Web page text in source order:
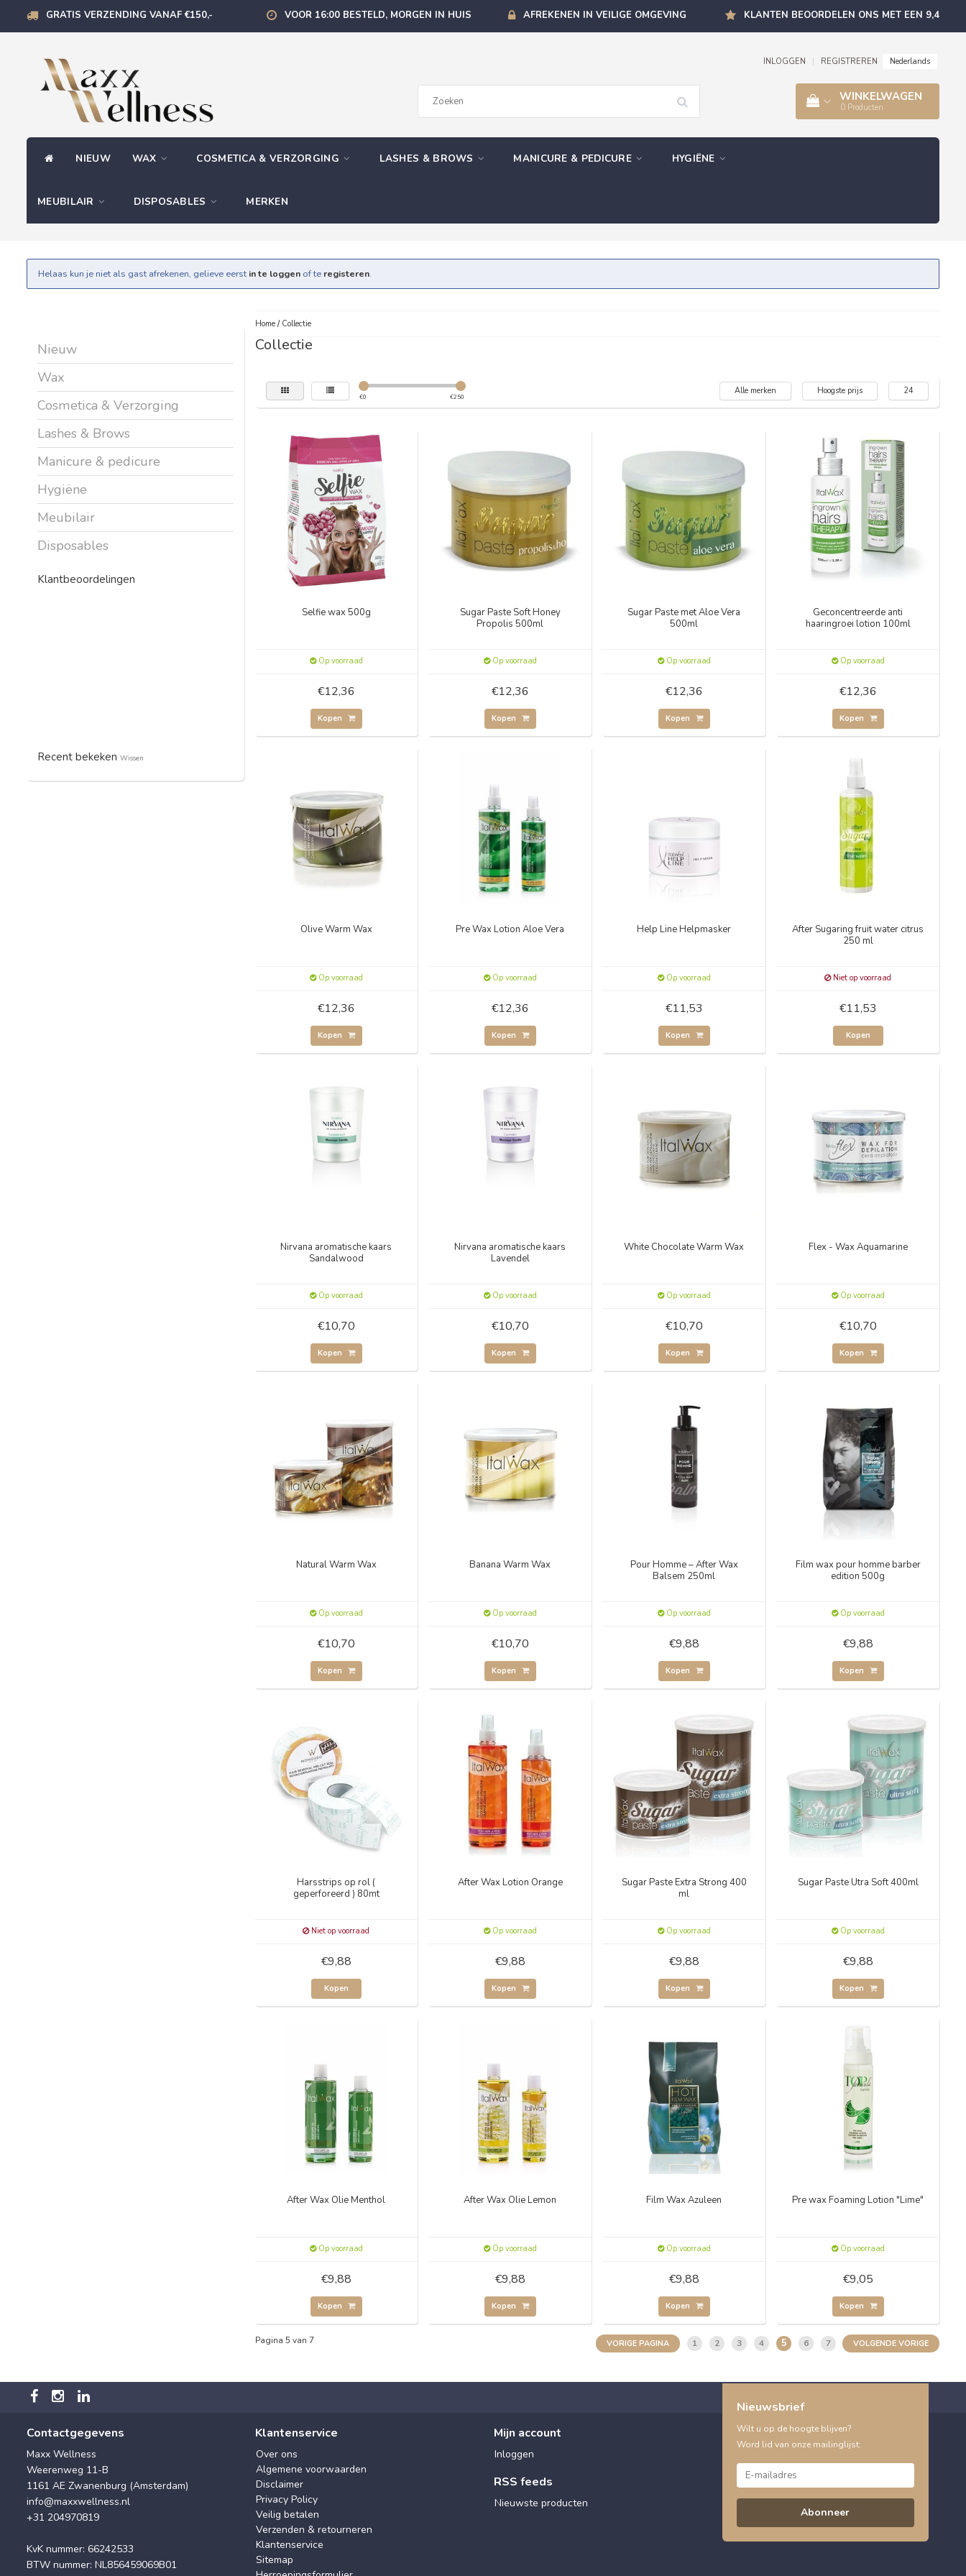
GRATIS VERZENDING VANAF €150,- VOOR 16:00 BESTELD, MORGEN IN HUIS AFREKENEN IN VEILIGE OMGEVING KLANTEN BEOORDELEN ONS MET EEN 9,4
INLOGGEN REGISTREREN Nederlands
WINKELWAGEN
0 Producten
NIEUW WAX COSMETICA & VERZORGING LASHES & BROWS MANICURE & PEDICURE HYGIËNE
MEUBILAIR DISPOSABLES MERKEN
Helaas kun je niet als gast afrekenen, gelieve eerst in te loggen of te registeren.
Nieuw
Wax
Cosmetica & Verzorging
Lashes & Brows
Manicure & pedicure
Hygiëne
Meubilair
Disposables
Klantbeoordelingen
Recent bekeken Wissen
Home/ Collectie
Collectie
€0 €250
Alle merken Hoogste prijs 24
Selfie wax 500g
Op voorraad
€12,36
Kopen
Sugar Paste Soft Honey
Propolis 500ml
Op voorraad
€12,36
Kopen
Sugar Paste met Aloe Vera
500ml
Op voorraad
€12,36
Kopen
Geconcentreerde anti
haaringroei lotion 100ml
Op voorraad
€12,36
Kopen
Olive Warm Wax
Op voorraad
€12,36
Kopen
Pre Wax Lotion Aloe Vera
Op voorraad
€12,36
Kopen
Help Line Helpmasker
Op voorraad
€11,53
Kopen
After Sugaring fruit water citrus
250 ml
Niet op voorraad
€11,53
Kopen
Nirvana aromatische kaars
Sandalwood
Op voorraad
€10,70
Kopen
Nirvana aromatische kaars
Lavendel
Op voorraad
€10,70
Kopen
White Chocolate Warm Wax
Op voorraad
€10,70
Kopen
Flex - Wax Aquamarine
Op voorraad
€10,70
Kopen
Natural Warm Wax
Op voorraad
€10,70
Kopen
Banana Warm Wax
Op voorraad
€10,70
Kopen
Pour Homme – After Wax
Balsem 250ml
Op voorraad
€9,88
Kopen
Film wax pour homme barber
edition 500g
Op voorraad
€9,88
Kopen
Harsstrips op rol (
geperforeerd ) 80mt
Niet op voorraad
€9,88
Kopen
After Wax Lotion Orange
Op voorraad
€9,88
Kopen
Sugar Paste Extra Strong 400
ml
Op voorraad
€9,88
Kopen
Sugar Paste Utra Soft 400ml
Op voorraad
€9,88
Kopen
After Wax Olie Menthol
Op voorraad
€9,88
Kopen
After Wax Olie Lemon
Op voorraad
€9,88
Kopen
Film Wax Azuleen
Op voorraad
€9,88
Kopen
Pre wax Foaming Lotion "Lime"
Op voorraad
€9,05
Kopen
Pagina 5 van 7 VORIGE PAGINA 1 2 3 4 5 6 7 VOLGENDE VORIGE
Contactgegevens
Maxx Wellness
Weerenweg 11-B
1161 AE Zwanenburg (Amsterdam)
info@maxxwellness.nl
+31 204970819
KvK nummer: 66242533
BTW nummer: NL856459069B01
Klantenservice
Over ons
Algemene voorwaarden
Disclaimer
Privacy Policy
Veilig betalen
Verzenden & retourneren
Klantenservice
Sitemap
Mijn account
Inloggen
RSS feeds
Nieuwste producten
Nieuwsbrief
Wilt u op de hoogte blijven?
Word lid van onze mailinglijst:
Abonneer